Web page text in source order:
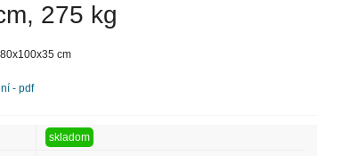
275 kg
cm
- pdf
skladom